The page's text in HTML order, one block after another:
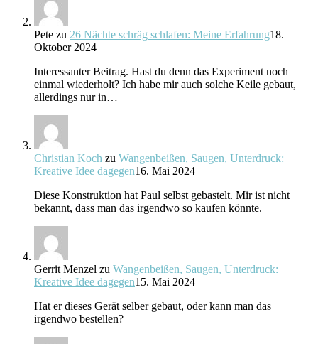
Pete zu 26 Nächte schräg schlafen: Meine Erfahrung18.
Oktober 2024
Interessanter Beitrag. Hast du denn das Experiment noch
einmal wiederholt? Ich habe mir auch solche Keile gebaut,
allerdings nur in…
Christian Koch zu Wangenbeißen, Saugen, Unterdruck:
Kreative Idee dagegen16. Mai 2024
Diese Konstruktion hat Paul selbst gebastelt. Mir ist nicht
bekannt, dass man das irgendwo so kaufen könnte.
Gerrit Menzel zu Wangenbeißen, Saugen, Unterdruck:
Kreative Idee dagegen15. Mai 2024
Hat er dieses Gerät selber gebaut, oder kann man das
irgendwo bestellen?